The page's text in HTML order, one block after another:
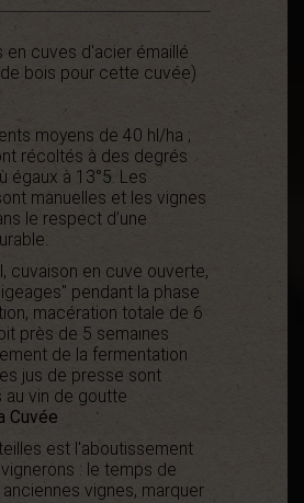
en cuves d'acier émaillé
bois pour cette cuvée)
moyens de 40 hl/ha ;
récoltés à des degrés
égaux à 13°5. Les
manuelles et les vignes
le respect d’une
cuvaison en cuve ouverte,
pendant la phase
macération totale de 6
près de 5 semaines
de la fermentation
jus de presse sont
au vin de goutte
Cuvée
est l'aboutissement
vignerons : le temps de
vignes, marquer